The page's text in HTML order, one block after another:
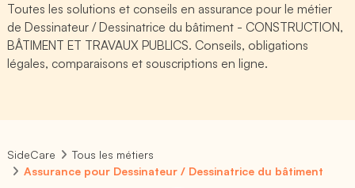
Toutes les solutions et conseils en assurance pour le métier
de Dessinateur / Dessinatrice du bâtiment - CONSTRUCTION,
BÂTIMENT ET TRAVAUX PUBLICS. Conseils, obligations
légales, comparaisons et souscriptions en ligne.
SideCare
Tous les métiers
Assurance pour Dessinateur / Dessinatrice du bâtiment